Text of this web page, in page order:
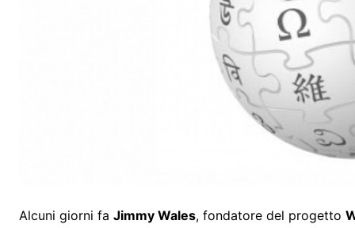
Alcuni giorni fa Jimmy Wales, fondatore del progetto